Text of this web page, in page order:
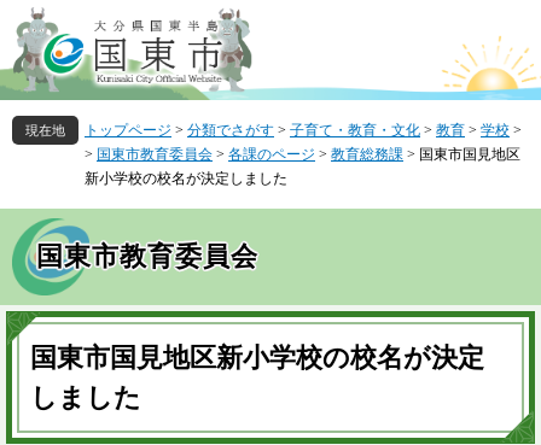
ー
ジ
の
先
頭
ニ
ュ
ー
を
飛
本
文
トップページ > 分類でさがす > 子育て・教育・文化 > 教育 > 学校 >
> 国東市教育委員会 > 各課のページ > 教育総務課 > 国東市国見地区
新小学校の校名が決定しました
国東市教育委員会
本
文
国東市国見地区新小学校の校名が決定
しました